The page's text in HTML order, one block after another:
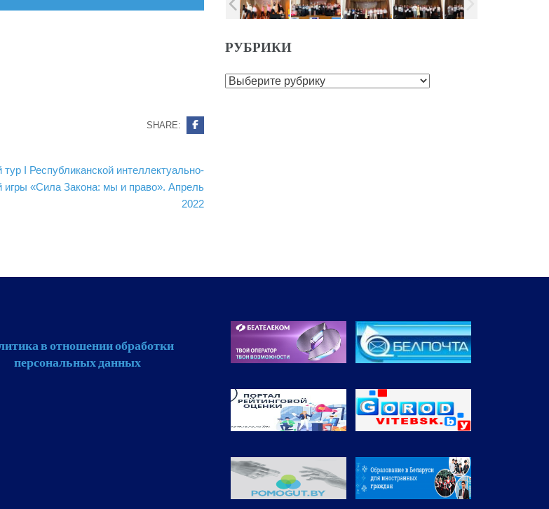
SHARE:
I Республиканской интеллектуально-
игры «Сила Закона: мы и право». Апрель
2022
РУБРИКИ
Рубрики
в отношении обработки
персональных данных